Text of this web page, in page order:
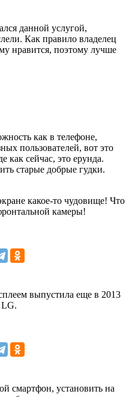
данной услугой,
Как правило владелец
нравится, поэтому лучше
как в телефоне,
пользователей, вот это
как сейчас, это ерунда.
старые добрые гудки.
какое-то чудовище! Что
камеры!
выпустила еще в 2013
LG.
смартфон, установить на